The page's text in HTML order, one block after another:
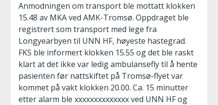
Anmodningen om transport ble mottatt klokken
15.48 av MKA ved AMK-Tromsø. Oppdraget ble
registrert som transport med lege fra
Longyearbyen til UNN HF, høyeste hastegrad.
FKS ble informert klokken 15.55 og det ble raskt
klart at det ikke var ledig ambulansefly til å hente
pasienten før nattskiftet på Tromsø-flyet var
kommet på vakt klokken 20.00. Ca. 15 minutter
etter alarm ble xxxxxxxxxxxxxx ved UNN HF og